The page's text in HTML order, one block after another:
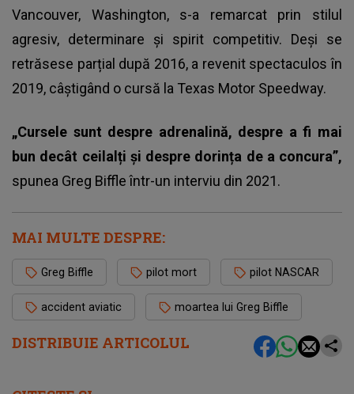
DISTRIBUIE ARTICOLUL
Vancouver, Washington, s-a remarcat prin stilul
agresiv, determinare și spirit competitiv. Deși se
retrăsese parțial după 2016, a revenit spectaculos în
2019, câștigând o cursă la Texas Motor Speedway.
„Cursele sunt despre adrenalină, despre a fi mai
bun decât ceilalți și despre dorința de a concura”,
spunea Greg Biffle într-un interviu din 2021.
MAI MULTE DESPRE:
Greg Biffle pilot mort pilot NASCAR
accident aviatic moartea lui Greg Biffle